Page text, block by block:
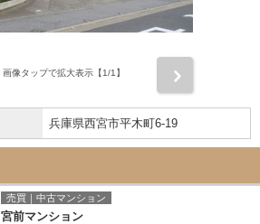
画像タップで拡大表示【1/1】
兵庫県西宮市平木町6-19
売買｜中古マンション
宮前マンション